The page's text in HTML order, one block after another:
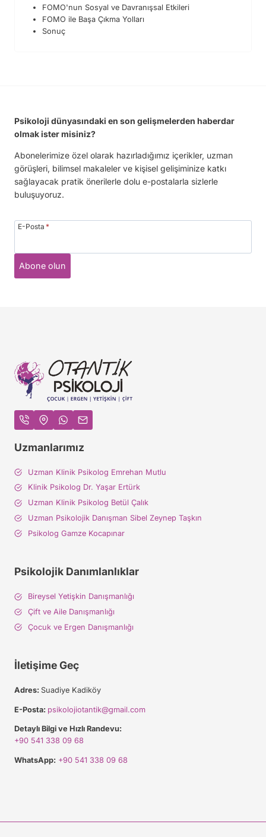
FOMO'nun Sosyal ve Davranışsal Etkileri
FOMO ile Başa Çıkma Yolları
Sonuç
Psikoloji dünyasındaki en son gelişmelerden haberdar
olmak ister misiniz?
Abonelerimize özel olarak hazırladığımız içerikler, uzman
görüşleri, bilimsel makaleler ve kişisel gelişiminize katkı
sağlayacak pratik önerilerle dolu e-postalarla sizlerle
buluşuyoruz.
E-Posta *
Abone olun
Uzmanlarımız
Uzman Klinik Psikolog Emrehan Mutlu
Klinik Psikolog Dr. Yaşar Ertürk
Uzman Klinik Psikolog Betül Çalık
Uzman Psikolojik Danışman Sibel Zeynep Taşkın
Psikolog Gamze Kocapınar
Psikolojik Danımlanlıklar
Bireysel Yetişkin Danışmanlığı
Çift ve Aile Danışmanlığı
Çocuk ve Ergen Danışmanlığı
İletişime Geç
Adres: Suadiye Kadiköy
E-Posta: psikolojiotantik@gmail.com
Detaylı Bilgi ve Hızlı Randevu:
+90 541 338 09 68
WhatsApp: +90 541 338 09 68